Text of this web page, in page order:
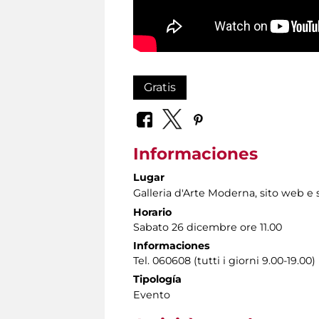
Gratis
Informaciones
Lugar
Galleria d'Arte Moderna, sito web e
Horario
Sabato 26 dicembre ore 11.00
Informaciones
Tel. 060608 (tutti i giorni 9.00-19.00)
Tipología
Evento